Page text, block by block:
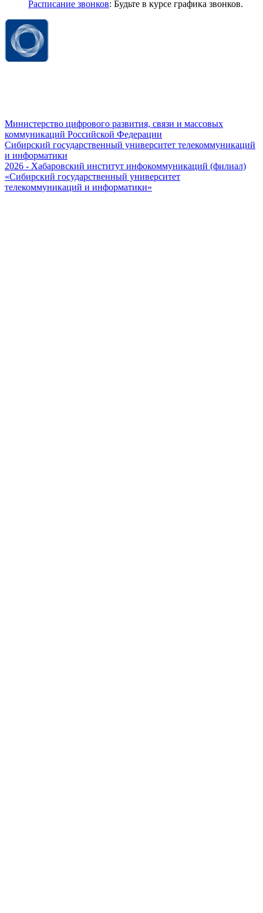
Расписание звонков: Будьте в курсе графика звонков.
Министерство цифрового развития, связи и массовых
коммуникаций Российской Федерации
Сибирский государственный университет телекоммуникаций
и информатики
2026 - Хабаровский институт инфокоммуникаций (филиал)
«Сибирский государственный университет
телекоммуникаций и информатики»